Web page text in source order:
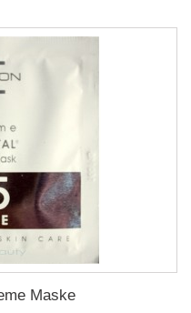
Maske